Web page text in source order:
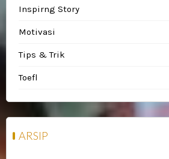
Inspirng Story
Motivasi
Tips & Trik
Toefl
ARSIP